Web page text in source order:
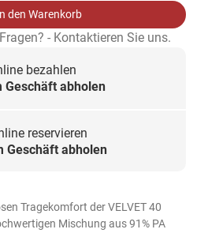
den Warenkorb
- Kontaktieren Sie uns.
bezahlen
Geschäft abholen
reservieren
Geschäft abholen
Tragekomfort der VELVET 40
Mischung aus 91% PA